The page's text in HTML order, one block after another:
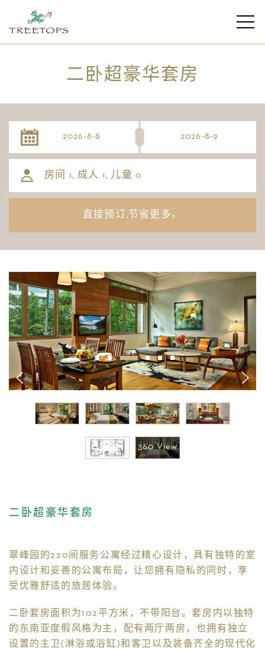
二卧超豪华套房
房间 1 , 成人 1 , 儿童0
1 2 3 4 5 6
二卧超豪华套房
翠峰园的220间服务公寓经过精心设计，具有独特的室
内设计和妥善的公寓布局，让您拥有隐私的同时，享
受优雅舒适的旅居体验。
二卧套房面积为102平方米，不带阳台。套房内以独特
的东南亚度假风格为主，配有两厅两房，也拥有独立
设置的主卫(淋浴或浴缸)和客卫以及装备齐全的现代化